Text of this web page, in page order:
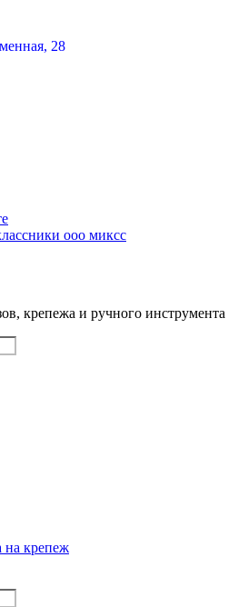
28
крепежа и ручного инструмента
на крепеж